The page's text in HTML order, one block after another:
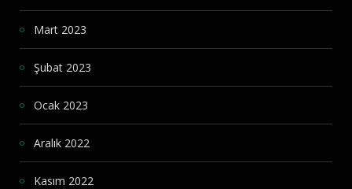
Mart 2023
Şubat 2023
Ocak 2023
Aralık 2022
Kasım 2022